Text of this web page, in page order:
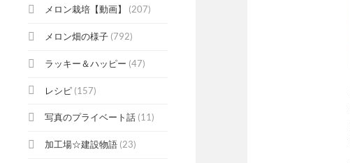
メロン栽培【動画】 (207)
メロン畑の様子 (792)
ラッキー＆ハッピー (47)
レシピ (157)
写真のプライベート話 (11)
加工場☆建設物語 (23)